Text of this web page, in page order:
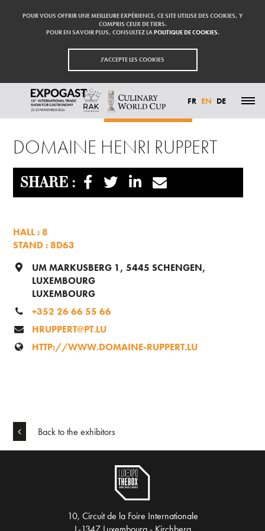
POUR VOUS OFFRIR UNE MEILLEURE EXPÉRIENCE, CE SITE UTILISE DES COOKIES, Y
COMPRIS CEUX DE TIERS.
POUR EN SAVOIR PLUS, CONSULTEZ LAPOLITIQUE DE COOKIES.
J'ACCEPTE LES COOKIES
FR EN DE
PARTICIPATE
EXHIBITORS
PRESS
CONTACT
PARTNER
Homepage Exhibitors DOMAINE HENRI RUPPERT
DOMAINE HENRI RUPPERT
SHARE :
HALL : 8
STAND : 8D63
UM MARKUSBERG 1, 5445 SCHENGEN,
LUXEMBOURG
LUXEMBOURG
+352 26 66 55 66
HRUPPERT@PT.LU
HTTP://WWW.DOMAINE-RUPPERT.LU
Back to the exhibitors
10, Circuit de la Foire Internationale